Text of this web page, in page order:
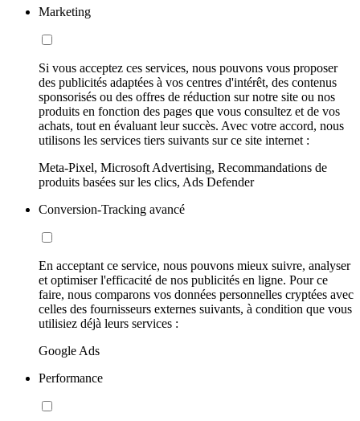
Marketing
Si vous acceptez ces services, nous pouvons vous proposer
des publicités adaptées à vos centres d'intérêt, des contenus
sponsorisés ou des offres de réduction sur notre site ou nos
produits en fonction des pages que vous consultez et de vos
achats, tout en évaluant leur succès. Avec votre accord, nous
utilisons les services tiers suivants sur ce site internet :
Meta-Pixel, Microsoft Advertising, Recommandations de
produits basées sur les clics, Ads Defender
Conversion-Tracking avancé
En acceptant ce service, nous pouvons mieux suivre, analyser
et optimiser l'efficacité de nos publicités en ligne. Pour ce
faire, nous comparons vos données personnelles cryptées avec
celles des fournisseurs externes suivants, à condition que vous
utilisiez déjà leurs services :
Google Ads
Performance